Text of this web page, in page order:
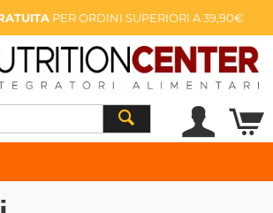
PER ORDINI SUPERIORI A 39,90€